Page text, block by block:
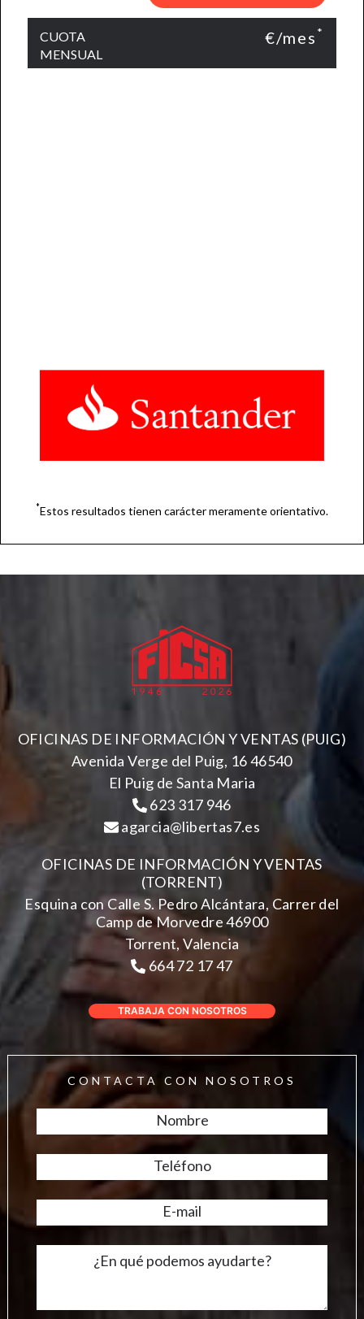
CUOTA
MENSUAL
€/mes *
*Estos resultados tienen carácter meramente orientativo.
OFICINAS DE INFORMACIÓN Y VENTAS (PUIG)
Avenida Verge del Puig, 16 46540
El Puig de Santa Maria
623 317 946
agarcia@libertas7.es
OFICINAS DE INFORMACIÓN Y VENTAS
(TORRENT)
Esquina con Calle S. Pedro Alcántara, Carrer del
Camp de Morvedre 46900
Torrent, Valencia
664 72 17 47
TRABAJA CON NOSOTROS
CONTACTA CON NOSOTROS